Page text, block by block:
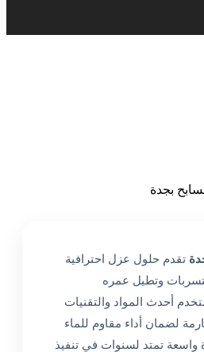
تقدم حلول عزل احترافية
وتطيل عمره
أحدث المواد والتقنيات
لضمان أداء مقاوم للماء
واسعة تمتد لسنوات في تنفيذ